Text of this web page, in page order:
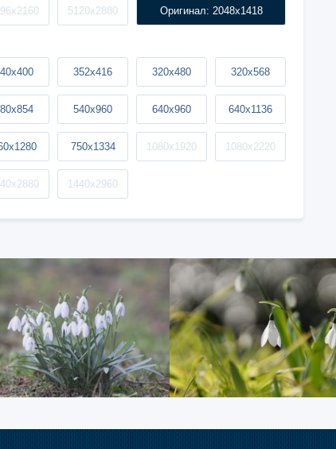
5120x2880 Оригинал: 2048x1418
352x416 320x480 320x568
540x960 640x960 640x1136
750x1334 1080x1920 1080x2220
1440x2960